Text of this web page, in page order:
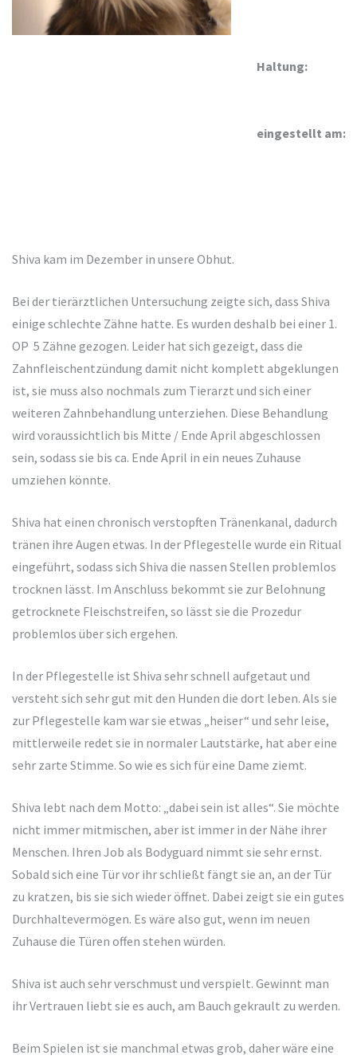
Haltung:
eingestellt am:
Shiva kam im Dezember in unsere Obhut.
Bei der tierärztlichen Untersuchung zeigte sich, dass Shiva
einige schlechte Zähne hatte. Es wurden deshalb bei einer 1.
OP 5 Zähne gezogen. Leider hat sich gezeigt, dass die
Zahnfleischentzündung damit nicht komplett abgeklungen
ist, sie muss also nochmals zum Tierarzt und sich einer
weiteren Zahnbehandlung unterziehen. Diese Behandlung
wird voraussichtlich bis Mitte / Ende April abgeschlossen
sein, sodass sie bis ca. Ende April in ein neues Zuhause
umziehen könnte.
Shiva hat einen chronisch verstopften Tränenkanal, dadurch
tränen ihre Augen etwas. In der Pflegestelle wurde ein Ritual
eingeführt, sodass sich Shiva die nassen Stellen problemlos
trocknen lässt. Im Anschluss bekommt sie zur Belohnung
getrocknete Fleischstreifen, so lässt sie die Prozedur
problemlos über sich ergehen.
In der Pflegestelle ist Shiva sehr schnell aufgetaut und
versteht sich sehr gut mit den Hunden die dort leben. Als sie
zur Pflegestelle kam war sie etwas „heiser“ und sehr leise,
mittlerweile redet sie in normaler Lautstärke, hat aber eine
sehr zarte Stimme. So wie es sich für eine Dame ziemt.
Shiva lebt nach dem Motto: „dabei sein ist alles“. Sie möchte
nicht immer mitmischen, aber ist immer in der Nähe ihrer
Menschen. Ihren Job als Bodyguard nimmt sie sehr ernst.
Sobald sich eine Tür vor ihr schließt fängt sie an, an der Tür
zu kratzen, bis sie sich wieder öffnet. Dabei zeigt sie ein gutes
Durchhaltevermögen. Es wäre also gut, wenn im neuen
Zuhause die Türen offen stehen würden.
Shiva ist auch sehr verschmust und verspielt. Gewinnt man
ihr Vertrauen liebt sie es auch, am Bauch gekrault zu werden.
Beim Spielen ist sie manchmal etwas grob, daher wäre eine